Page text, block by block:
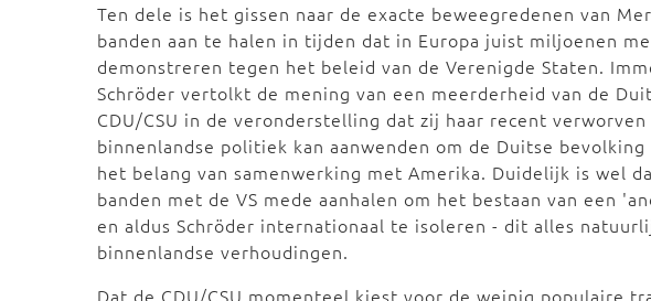
Ten dele is het gissen naar de exacte beweegredenen van
banden aan te halen in tijden dat in Europa juist miljoenen
demonstreren tegen het beleid van de Verenigde Staten.
Schröder vertolkt de mening van een meerderheid van de
CDU/CSU in de veronderstelling dat zij haar recent
binnenlandse politiek kan aanwenden om de Duitse
het belang van samenwerking met Amerika. Duidelijk is wel
banden met de VS mede aanhalen om het bestaan van een
en aldus Schröder internationaal te isoleren - dit alles
binnenlandse verhoudingen.
Dat de CDU/CSU momenteel kiest voor de weinig populaire